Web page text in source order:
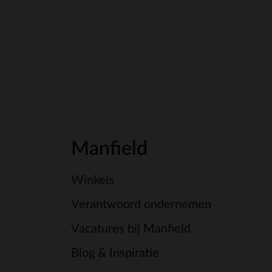
Manfield
Winkels
Verantwoord ondernemen
Vacatures bij Manfield
Blog & Inspiratie